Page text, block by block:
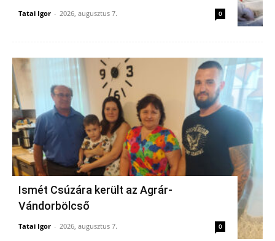
Tatai Igor - 2026, augusztus 7. 0
Ismét Csúzára került az Agrár-
Vándorbölcső
Tatai Igor - 2026, augusztus 7. 0